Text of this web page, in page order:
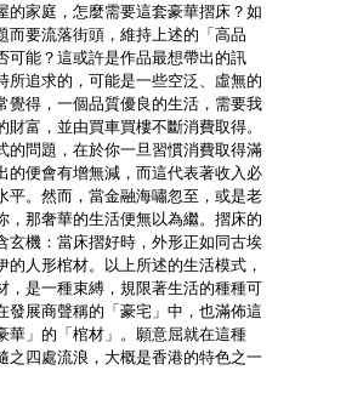
的家庭，怎麼需要這套豪華摺床？如
而要流落街頭，維持上述的「高品
可能？這或許是作品最想帶出的訊
所追求的，可能是一些空泛、虛無的
覺得，一個品質優良的生活，需要我
財富，並由買車買樓不斷消費取得。
的問題，在於你一旦習慣消費取得滿
的便會有增無減，而這代表著收入必
平。然而，當金融海嘯忽至，或是老
，那奢華的生活便無以為繼。摺床的
玄機：當床摺好時，外形正如同古埃
的人形棺材。以上所述的生活模式，
，是一種束縛，規限著生活的種種可
發展商聲稱的「豪宅」中，也滿佈這
華」的「棺材」。願意屈就在這種
之四處流浪，大概是香港的特色之一